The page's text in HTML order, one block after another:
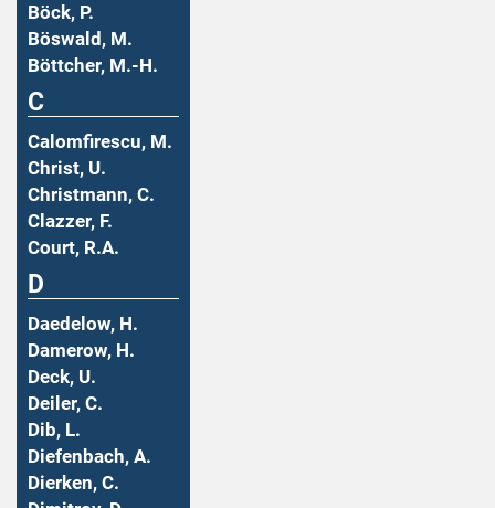
Böck, P.
Böswald, M.
Böttcher, M.-H.
C
Calomfirescu, M.
Christ, U.
Christmann, C.
Clazzer, F.
Court, R.A.
D
Daedelow, H.
Damerow, H.
Deck, U.
Deiler, C.
Dib, L.
Diefenbach, A.
Dierken, C.